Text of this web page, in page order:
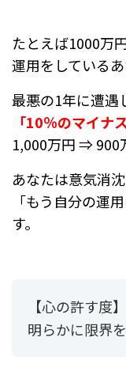
たとえば1000万
運用をしているあ
最悪の1年に遭遇
「10％のマイナス
1,000万円 ⇒ 900
あなたは意気消沈
「もう自分の運
す。
【心の許す度
明らかに限界